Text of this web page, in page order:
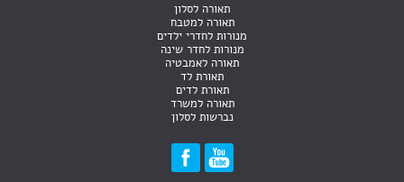
תאורה לסלון
תאורה למטבח
מנורות לחדרי ילדים
מנורות לחדר שינה
תאורה לאמבטיה
תאורת לד
תאורת לדים
תאורה למשרד
נברשות לסלון